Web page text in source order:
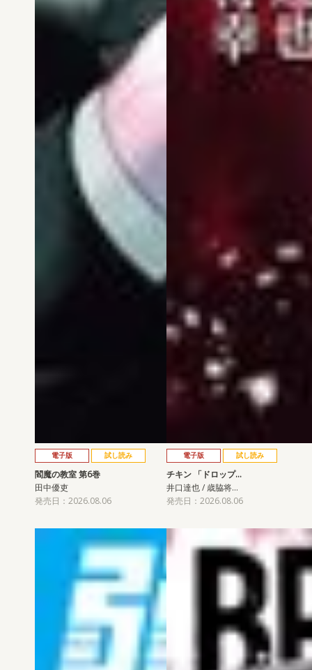
電子版 試し読み
閻魔の教室 第6巻
田中優吏
発売日：2026.08.06
電子版 試し読み
チキン 「ドロップ…
井口達也 / 歳脇将…
発売日：2026.08.06